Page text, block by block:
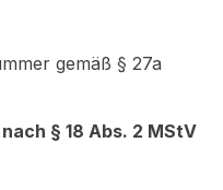
gemäß § 27a
§ 18 Abs. 2 MStV